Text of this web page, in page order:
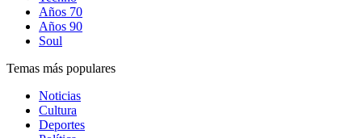
Años 70
Años 90
Soul
Temas más populares
Noticias
Cultura
Deportes